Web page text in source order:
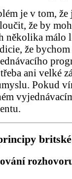
je v tom,
že by
několika málo
že
ani velké
Pokud